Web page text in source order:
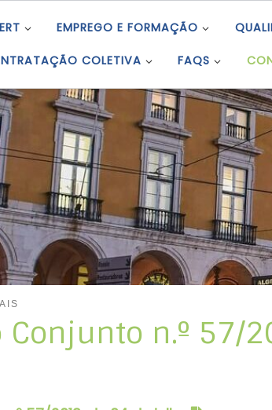
EMPREGO E FORMAÇÃO
COLETIVA FAQS
Conjunto n.º 57/